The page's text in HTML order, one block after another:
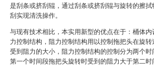
是刮条或挤刮辊，通过刮条或挤刮辊与旋转的擦拭
刮实现清洗操作。
与现有技术相比，本实用新型的优点在于：桶体内
力控制结构，阻力控制结构用以控制拖把头在旋转
受到阻力的大小，阻力控制结构的控制分为两个时
第一个时间段拖把头旋转时受到的阻力大于第二时